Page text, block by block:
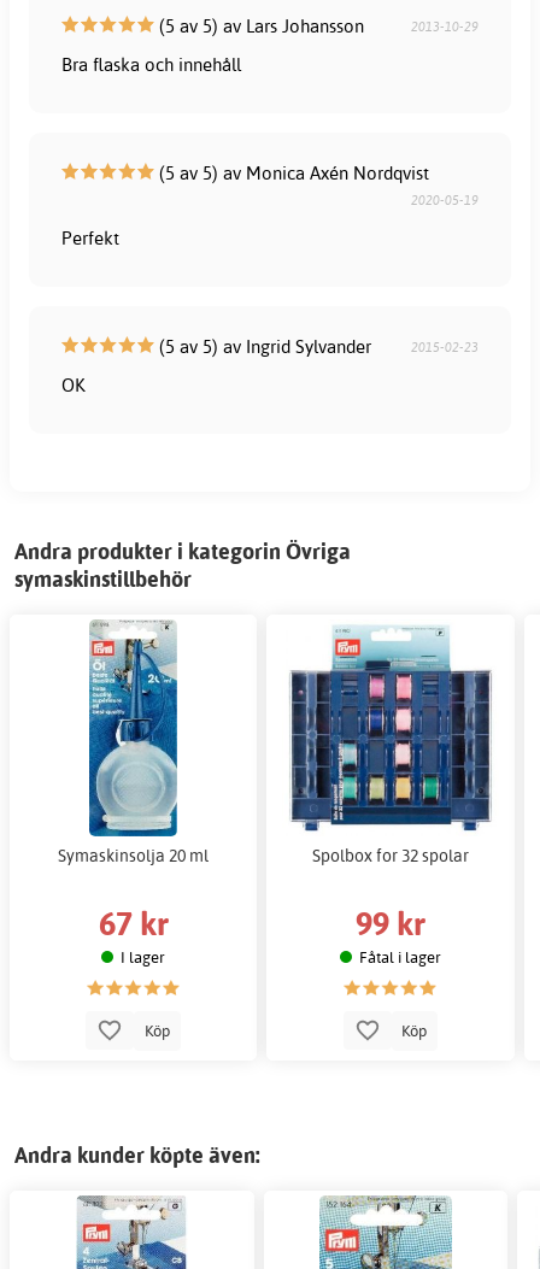
(5 av 5) av Lars Johansson 2013-10-29
Bra flaska och innehåll
(5 av 5) av Monica Axén Nordqvist
2020-05-19
Perfekt
(5 av 5) av Ingrid Sylvander 2015-02-23
OK
Andra produkter i kategorin Övriga
symaskinstillbehör
Symaskinsolja 20 ml
67 kr
I lager
Köp
Spolbox for 32 spolar
99 kr
Fåtal i lager
Köp
Andra kunder köpte även: